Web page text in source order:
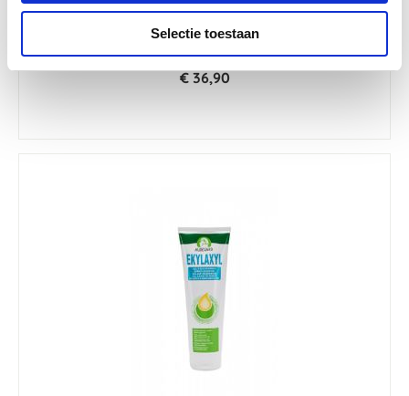
Selectie toestaan
Audevard Capsiblist 250ml
Nog maar 1 beschikbaar
€ 36,90